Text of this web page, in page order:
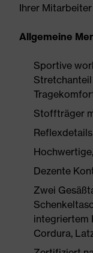
Ihrer
Allgemeine
Sportive
Stoffträger
Reflexdetails
Dezente
Zwei
integriertem
Cordura,